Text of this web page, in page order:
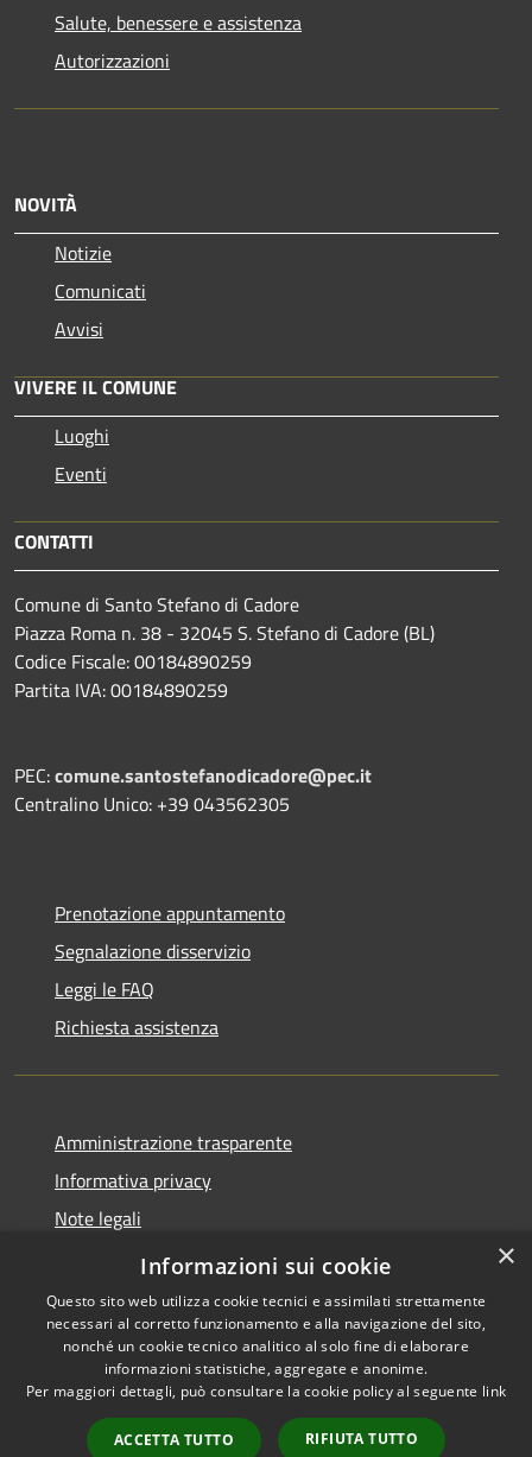
Salute, benessere e assistenza
Autorizzazioni
NOVITÀ
Notizie
Comunicati
Avvisi
VIVERE IL COMUNE
Luoghi
Eventi
CONTATTI
Comune di Santo Stefano di Cadore
Piazza Roma n. 38 - 32045 S. Stefano di Cadore (BL)
Codice Fiscale: 00184890259
Partita IVA: 00184890259
PEC:comune.santostefanodicadore@pec.it
Centralino Unico: +39 043562305
Prenotazione appuntamento
Segnalazione disservizio
Leggi le FAQ
Richiesta assistenza
Amministrazione trasparente
Informativa privacy
Note legali
Dichiarazione di accessibilità
Accessibilità
Copyright © 2026 • Comune di
Santo Stefano di Cadore •
Powered byMunicipium
×
Informazioni sui cookie
Questo sito web utilizza cookie tecnici e assimilati strettamente
necessari al corretto funzionamento e alla navigazione del sito,
nonché un cookie tecnico analitico al solo fine di elaborare
informazioni statistiche, aggregate e anonime.
Per maggiori dettagli, può consultare la cookie policy al seguente link
ACCETTA TUTTO RIFIUTA TUTTO